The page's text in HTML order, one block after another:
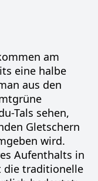
am
eine halbe
aus den
Tals sehen,
Gletschern
wird.
Aufenthalts in
die traditionelle